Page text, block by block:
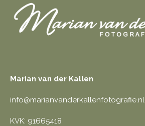
Marian van der Kallen
info@marianvanderkallenfotografie.nl
KVK: 91665418